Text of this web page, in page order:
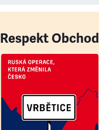
Respekt Obchod